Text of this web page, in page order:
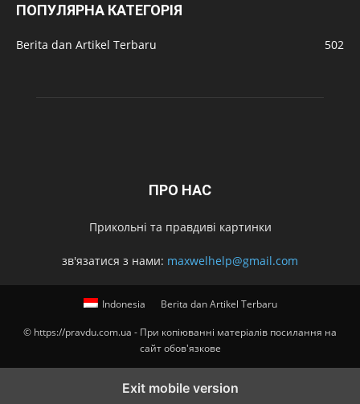
ПОПУЛЯРНА КАТЕГОРІЯ
Berita dan Artikel Terbaru 502
ПРО НАС
Прикольні та правдиві картинки
зв'язатися з нами: maxwelhelp@gmail.com
Indonesia Berita dan Artikel Terbaru
© https://pravdu.com.ua - При копіюванні матеріалів посилання на
сайт обов'язкове
Exit mobile version